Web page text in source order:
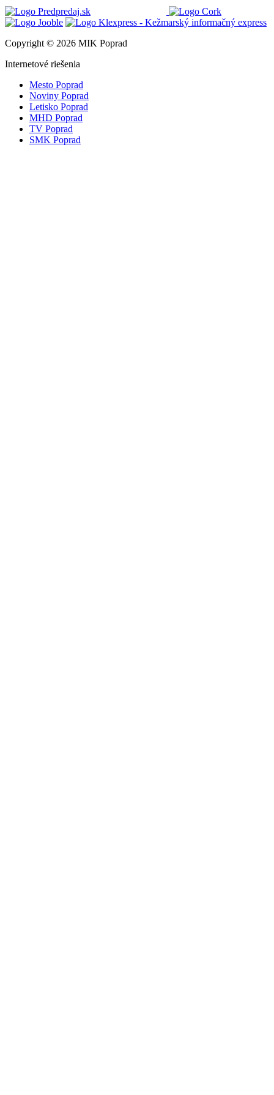
Copyright © 2026 MIK Poprad
Internetové riešenia
Mesto Poprad
Noviny Poprad
Letisko Poprad
MHD Poprad
TV Poprad
SMK Poprad